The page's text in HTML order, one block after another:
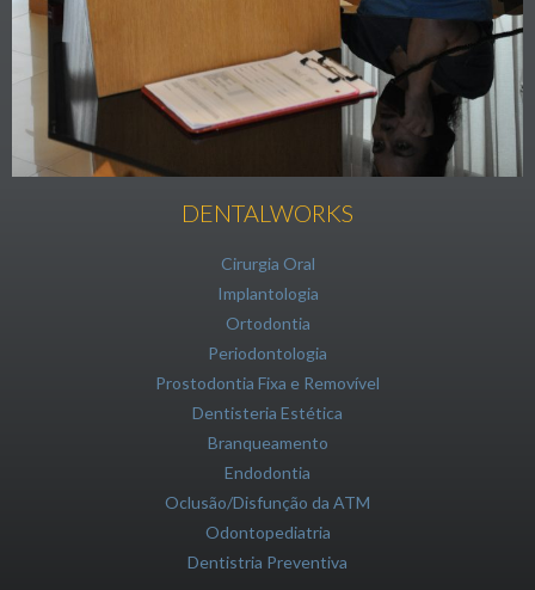
DENTALWORKS
Cirurgia Oral
Implantologia
Ortodontia
Periodontologia
Prostodontia Fixa e Removível
Dentisteria Estética
Branqueamento
Endodontia
Oclusão/Disfunção da ATM
Odontopediatria
Dentistria Preventiva